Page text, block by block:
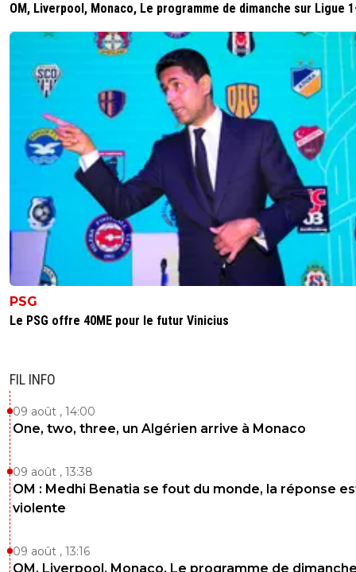
OM, Liverpool, Monaco, Le programme de dimanche sur Ligue
PSG
Le PSG offre 40ME pour le futur Vinicius
FIL INFO
09 août , 14:00
One, two, three, un Algérien arrive à Monaco
09 août , 13:38
OM : Medhi Benatia se fout du monde, la réponse
violente
09 août , 13:16
OM, Liverpool, Monaco, Le programme de